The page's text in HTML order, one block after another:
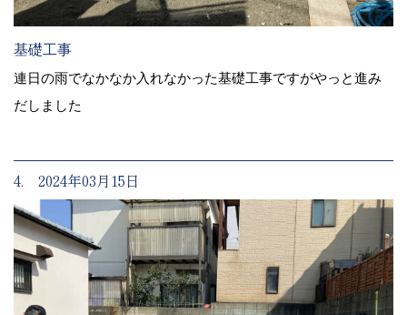
基礎工事
連日の雨でなかなか入れなかった基礎工事ですがやっと進み
だしました
4. 2024年03月15日